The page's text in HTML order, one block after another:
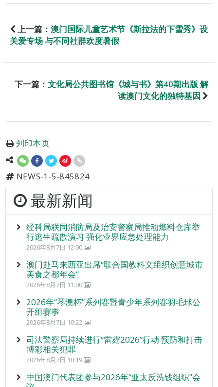
上一篇： 澳门国际儿童艺术节《斯拉法的下雪秀》设
关爱专场 与不同社群欢度暑假
下一篇： 文化局公共图书馆《城与书》第40期出版 解
读澳门文化的独特基因
列印本页
NEWS-1-5-845824
最新新闻
经科局联同消防局及治安警察局推动燃料仓库举
行逃生疏散演习 强化业界应急处理能力
2026年8月7日 12:00
澳门赴马来西亚出席“联合国教科文组织创意城市
美食之都年会”
2026年8月7日 11:00
2026年“琴澳杯”系列赛暨青少年系列赛羽毛球公
开组赛事
2026年8月7日 10:22
司法警察局持续进行“雷霆2026”行动 预防和打击
博彩相关犯罪
2026年8月7日 10:19
中国澳门代表团参与2026年“亚太反洗钱组织”会